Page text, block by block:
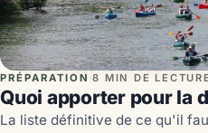
PRÉPARATION ·8 MIN DE LECTURE
Quoi apporter pour la
La liste définitive de ce qu'il